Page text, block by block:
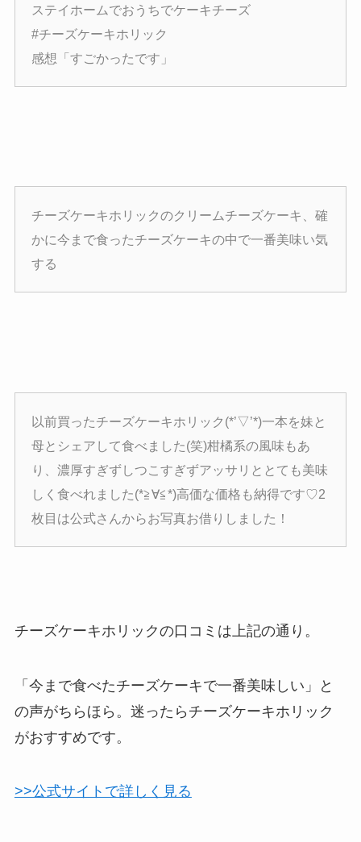
ステイホームでおうちでケーキチーズ
#チーズケーキホリック
感想「すごかったです」
チーズケーキホリックのクリームチーズケーキ、確
かに今まで食ったチーズケーキの中で一番美味い気
する
以前買ったチーズケーキホリック(*’▽’*)一本を妹と
母とシェアして食べました(笑)柑橘系の風味もあ
り、濃厚すぎずしつこすぎずアッサリととても美味
しく食べれました(*≧∀≦*)高価な価格も納得です♡2
枚目は公式さんからお写真お借りしました！
チーズケーキホリックの口コミは上記の通り。
「今まで食べたチーズケーキで一番美味しい」と
の声がちらほら。迷ったらチーズケーキホリック
がおすすめです。
>>公式サイトで詳しく見る